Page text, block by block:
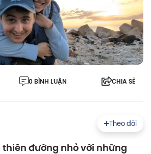
0 BÌNH LUẬN CHIA SẺ
Theo dõi
thiên đường nhỏ với những